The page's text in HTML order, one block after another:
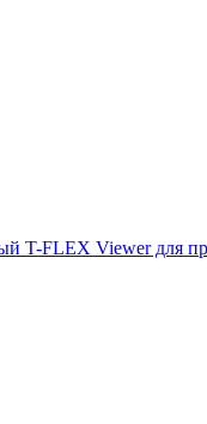
T-FLEX Viewer для